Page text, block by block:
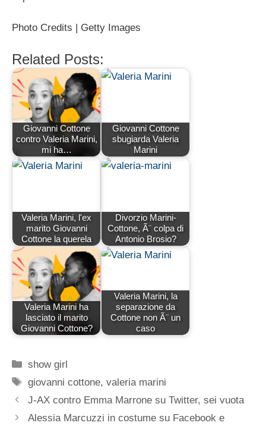
Photo Credits | Getty Images
Related Posts:
Giovanni Cottone
contro Valeria Marini,
mi ha…
Giovanni Cottone
sbugiarda Valeria
Marini
Valeria Marini, l'ex
marito Giovanni
Cottone la querela
Divorzio Marini-
Cottone, Ã¨ colpa di
Antonio Brosio?
Valeria Marini ha
lasciato il marito
Giovanni Cottone?
Valeria Marini, la
separazione da
Cottone non Ã¨ un
caso
Categorie
show girl
Tag
giovanni cottone,valeria marini
J-AX contro Emma Marrone su Twitter, sei vuota
Alessia Marcuzzi in costume su Facebook e